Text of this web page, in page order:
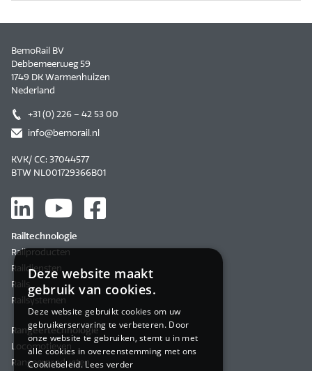
BemoRail BV
Debbemeerweg 59
1749 DK Warmenhuizen
Nederland
+31 (0) 226 – 42 53 00
info@bemorail.nl
KVK/ CC: 37044577
BTW NL001729366B01
Railtechnologie
Railproducten
Raildiensten
Rails
Railsystemen
Rangeertechnologie
Locomotieven
Rangeerproducten
Deze website maakt
gebruik van cookies.
Deze website gebruikt cookies om uw
gebruikerservaring te verbeteren. Door
onze website te gebruiken, stemt u in met
alle cookies in overeenstemming met ons
Cookiebeleid.Lees verder